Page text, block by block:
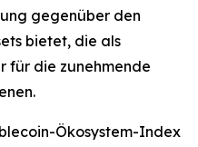
gegenüber den
bietet, die als
für die zunehmende
Ökosystem-Index